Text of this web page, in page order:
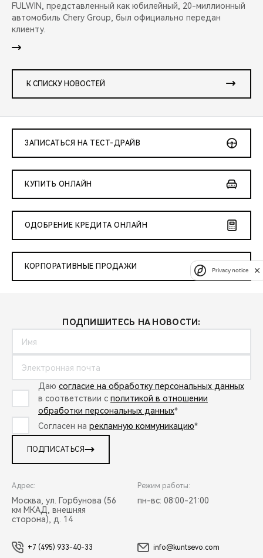
FULWIN, представленный как юбилейный, 20-миллионный
автомобиль Chery Group, был официально передан
клиенту.
К СПИСКУ НОВОСТЕЙ
ЗАПИСАТЬСЯ НА ТЕСТ-ДРАЙВ
КУПИТЬ ОНЛАЙН
ОДОБРЕНИЕ КРЕДИТА ОНЛАЙН
КОРПОРАТИВНЫЕ ПРОДАЖИ
ПОДПИШИТЕСЬ НА НОВОСТИ:
Даю согласие на обработку персональных данных
в соответствии с политикой в отношении
обработки персональных данных*
Согласен на рекламную коммуникацию*
ПОДПИСАТЬСЯ
Адрес:
Москва, ул. Горбунова (56
км МКАД, внешняя
сторона), д. 14
Режим работы:
пн-вс: 08:00-21:00
+7 (495) 933-40-33 info@kuntsevo.com
Privacy notice